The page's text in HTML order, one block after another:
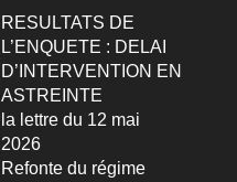
RESULTATS DE
L’ENQUETE : DELAI
D’INTERVENTION EN
ASTREINTE
la lettre du 12 mai
2026
Refonte du régime